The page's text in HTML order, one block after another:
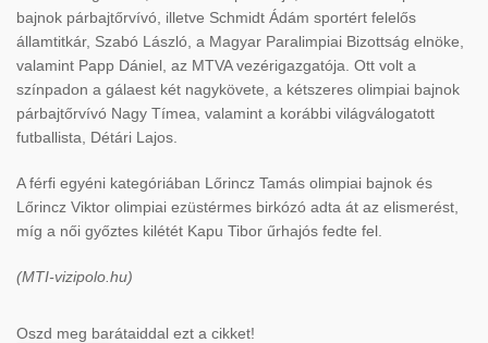
bajnok párbajtőrvívó, illetve Schmidt Ádám sportért felelős
államtitkár, Szabó László, a Magyar Paralimpiai Bizottság elnöke,
valamint Papp Dániel, az MTVA vezérigazgatója. Ott volt a
színpadon a gálaest két nagykövete, a kétszeres olimpiai bajnok
párbajtőrvívó Nagy Tímea, valamint a korábbi világválogatott
futballista, Détári Lajos.
A férfi egyéni kategóriában L őrincz Tamás olimpiai bajnok és
L őrincz Viktor olimpiai ezüstérmes birkózó adta át az elismerést,
míg a női győztes kilétét Kapu Tibor űrhajós fedte fel.
(MTI-vizipolo.hu)
Oszd meg barátaiddal ezt a cikket!